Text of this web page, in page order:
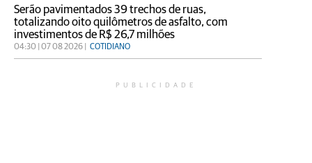
Serão pavimentados 39 trechos de ruas,
totalizando oito quilômetros de asfalto, com
investimentos de R$ 26,7 milhões
04:30 | 07 08 2026 | COTIDIANO
PUBLICIDADE